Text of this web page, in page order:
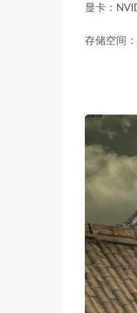
显卡：
存储空间